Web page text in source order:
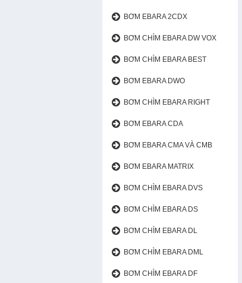
BƠM EBARA 2CDX
BƠM CHÌM EBARA DW VOX
BƠM CHÌM EBARA BEST
BƠM EBARA DWO
BƠM CHÌM EBARA RIGHT
BƠM EBARA CDA
BƠM EBARA CMA VÀ CMB
BƠM EBARA MATRIX
BƠM CHÌM EBARA DVS
BƠM CHÌM EBARA DS
BƠM CHÌM EBARA DL
BƠM CHÌM EBARA DML
BƠM CHÌM EBARA DF